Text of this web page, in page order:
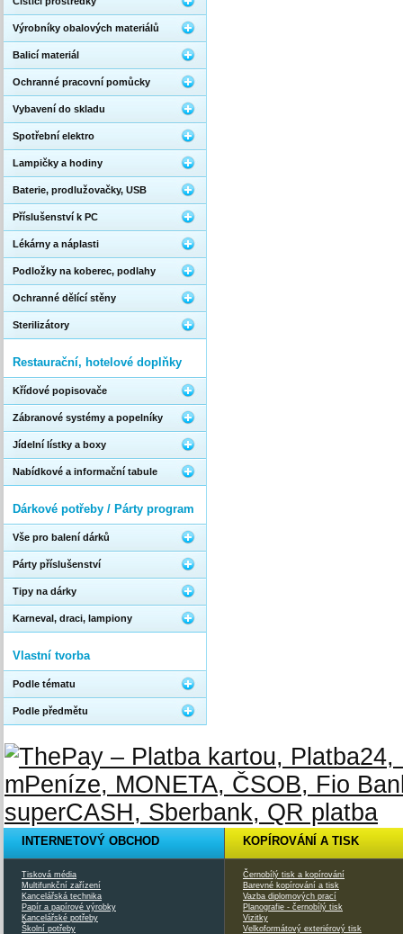
Výrobníky obalových materiálů
Balicí materiál
Ochranné pracovní pomůcky
Vybavení do skladu
Spotřební elektro
Lampičky a hodiny
Baterie, prodlužovačky, USB
Příslušenství k PC
Lékárny a náplasti
Podložky na koberec, podlahy
Ochranné dělící stěny
Sterilizátory
Restaurační, hotelové doplňky
Křídové popisovače
Zábranové systémy a popelníky
Jídelní lístky a boxy
Nabídkové a informační tabule
Dárkové potřeby / Párty program
Vše pro balení dárků
Párty příslušenství
Tipy na dárky
Karneval, draci, lampiony
Vlastní tvorba
Podle tématu
Podle předmětu
INTERNETOVÝ OBCHOD
Tisková média
Multifunkční zařízení
Kancelářská technika
Papír a papírové výrobky
Kancelářské potřeby
Školní potřeby
KOPÍROVÁNÍ A TISK
Černobílý tisk a kopírování
Barevné kopírování a tisk
Vazba diplomových prací
Planografie - černobílý tisk
Vizitky
Velkoformátový exteriérový tisk